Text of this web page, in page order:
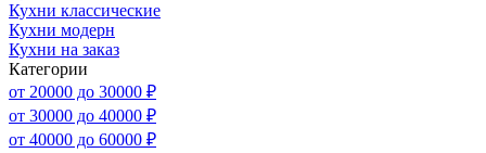
Кухни классические
Кухни модерн
Кухни на заказ
Категории
от 20000 до 30000 ₽
от 30000 до 40000 ₽
от 40000 до 60000 ₽